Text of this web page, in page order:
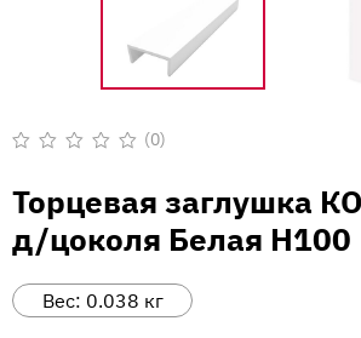
Напишите нам
из
5
(0)
Торцевая заглушка
д/цоколя Белая Н100
Вес: 0.038 кг